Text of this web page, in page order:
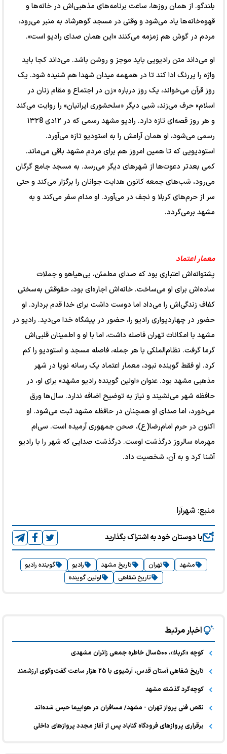
بلندگو. از همان روزها، ساعت برنامه‌های مذهبی‌اش در خانه‌ها و
قهوه‌خانه‌ها یاد می‌شود و وقتی در مسجد گوهرشاد به منبر می‌رود،
مردم در گوش هم زمزمه می‌کنند «این همان صدای رادیو است».
او می‌داند متن رادیویی باید موجز و روشن باشد. می‌داند کجا باید
واژه را پررنگ ادا کند تا در همهمه‌ میدان شهدا هم شنیده شود. یک
روز قرآن می‌خواند، یک روز درباره‌ «زن در اجتماع و مقام زنان در
اسلام» حرف می‌زند، شبی دیگر «سلحشوری ایرانیان» را روایت می‌کند
و هر روز قصه‌ای تازه دارد. رادیو مشهد رسمی که در ۱۲دی ۱۳۲8
رسمی می‌شود، او همان آرامش را به استودیو تازه می‌آورد.
استودیویی که تا همین امروز هم برای مردم مشهد باقی می‌ماند.
کمی بعدتر دعوت‌ها از شهرهای دیگر می‌رسد. به مسجد جامع گرگان
می‌رود، شب‌های جمعه‌ کانون هدایت جوانان را برگزار می‌کند و حتی
سر از حرم‌های کربلا و نجف در می‌آورد. او مدام سفر می‌کند و به
مشهد برمی‌گردد.
معمار اعتماد
پشتوانه‌اش اعتباری بود که صدای مطمئن، بی‌هیاهو و جملات
ساده‌اش برای او می‌ساخت. خانه‌اش اجاره‌ای بود، حقوقش به‌سختی
کفاف زندگی‌اش را می‌داد اما دوست داشت برای خدا قدم بردارد. او
حضور در چهاردیواری رادیو را، حضور در پیشگاه خدا می‌دید. رادیو در
مشهد با امکانات تهران فاصله داشت، اما با او و اطمینان قلبی‌اش
گرما گرفت. نظام‌الملکی با هر جمله، فاصله‌ مسجد و استودیو را کم
کرد. او فقط گوینده نبود، معمار اعتماد یک رسانه‌ نوپا در شهر
مذهبی مشهد بود. عنوان «اولین گوینده‌ رادیو مشهد» برای او، در
حافظه‌ شهر می‌نشیند و نیاز به توضیح اضافه ندارد. سال‌ها ورق
می‌خورد، اما صدای او همچنان در حافظه‌ مشهد ثبت می‌شود. او
اکنون در حرم امام‌رضا(ع)، صحن جمهوری آرمیده است. سی‌ام
مهرماه سالروز درگذشت اوست. درگذشت صدایی که شهر را با رادیو
آشنا کرد و به آن‌، شخصیت داد.
منبع: شهرآرا
با دوستان خود به اشتراک بگذارید
مشهد تهران تاریخ مشهد رادیو
گوینده رادیو
تاریخ شفاهی
اولین گوینده
اخبار مرتبط
کوچه «کربلا»، ۵۰۰سال خاطره جمعی زائران مشهدی
تاریخ شفاهی آستان قدس، آرشیوی با ۲۵ هزار ساعت گفت‌وگوی ارزشمند
کوچه‌گرد گذشته مشهد
نقص فنی پرواز تهران - مشهد/ مسافران در هواپیما حبس شده‌اند
برقراری پروازهای فرودگاه گناباد پس از آغاز مجدد پروازهای داخلی